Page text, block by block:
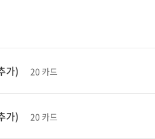
가) 20 카드
가) 20 카드